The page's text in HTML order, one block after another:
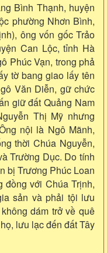
Bình Thạnh, huyện
phường Nhơn Bình,
ông vốn gốc Trảo
Can Lộc, tỉnh Hà
Phúc Vạn, trong phả
tờ bang giao lấy tên
Văn Diễn, gữ chức
giữ đất Quảng Nam
Thị Mỹ nhưng
nội là Ngô Mãnh,
thời Chúa Nguyễn,
Trường Dục. Do tính
bị Trương Phúc Loan
đồng với Chúa Trịnh,
sản và phải tội lưu
dám trở về quê
lưu lạc đến đất Tây